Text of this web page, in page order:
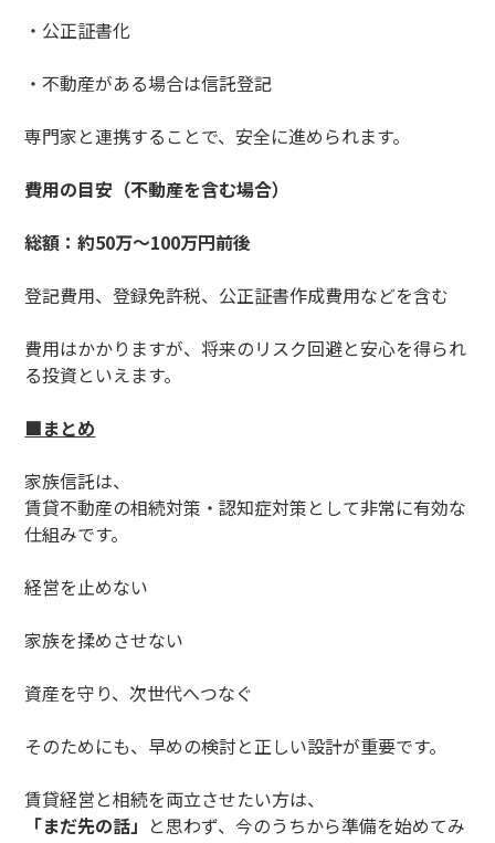
・公正証書化
・不動産がある場合は信託登記
専門家と連携することで、安全に進められます。
費用の目安（不動産を含む場合）
総額：約50万～100万円前後
登記費用、登録免許税、公正証書作成費用などを含む
費用はかかりますが、将来のリスク回避と安心を得られ
る投資といえます。
■まとめ
家族信託は、
賃貸不動産の相続対策・認知症対策として非常に有効な
仕組みです。
経営を止めない
家族を揉めさせない
資産を守り、次世代へつなぐ
そのためにも、早めの検討と正しい設計が重要です。
賃貸経営と相続を両立させたい方は、
「まだ先の話」 と思わず、今のうちから準備を始めてみ